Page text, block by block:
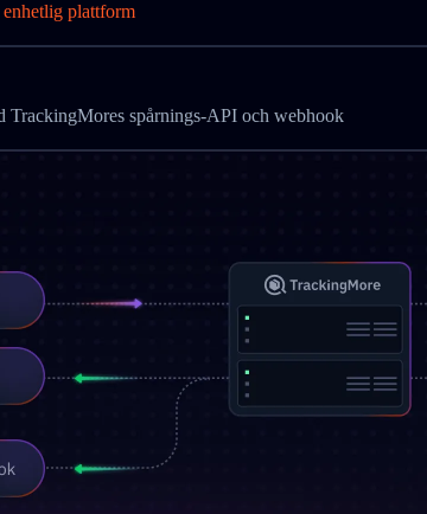
enhetlig plattform
TrackingMores spårnings-API och webhook